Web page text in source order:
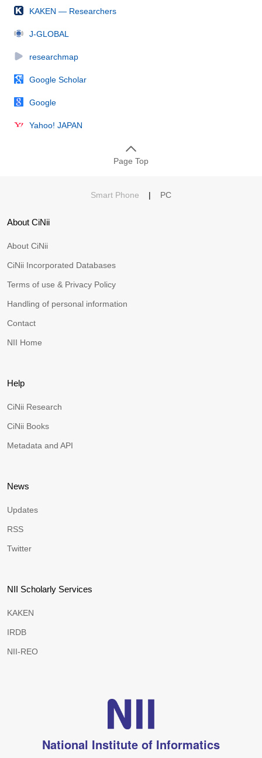
KAKEN — Researchers
J-GLOBAL
researchmap
Google Scholar
Google
Yahoo! JAPAN
Page Top
Smart Phone | PC
About CiNii
About CiNii
CiNii Incorporated Databases
Terms of use & Privacy Policy
Handling of personal information
Contact
NII Home
Help
CiNii Research
CiNii Books
Metadata and API
News
Updates
RSS
Twitter
NII Scholarly Services
KAKEN
IRDB
NII-REO
National Institute of Informatics